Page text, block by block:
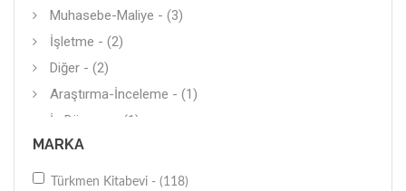
Muhasebe-Maliye - (3)
İşletme - (2)
Diğer - (2)
Araştırma-İnceleme - (1)
İş Dünyası - (1)
Diğer - (1)
Bütün Alt Konular - (1)
MARKA
Türkmen Kitabevi - (118)